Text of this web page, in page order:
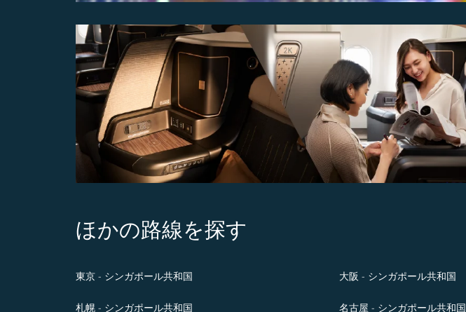
ほかの路線を探す
東京 - シンガポール共和国 大阪 - シンガポール共和国
札幌 - シンガポール共和国 名古屋 - シンガポール共和国